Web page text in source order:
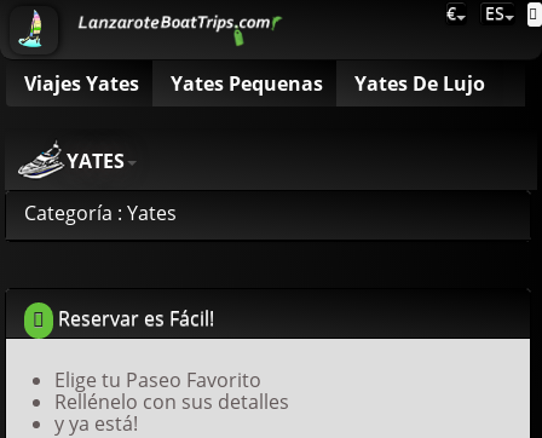
€ ES
Viajes Yates Yates Pequenas Yates De Lujo
YATES
Categoría : Yates
Reservar es Fácil!
Elige tu Paseo Favorito
Rellénelo con sus detalles
y ya está!